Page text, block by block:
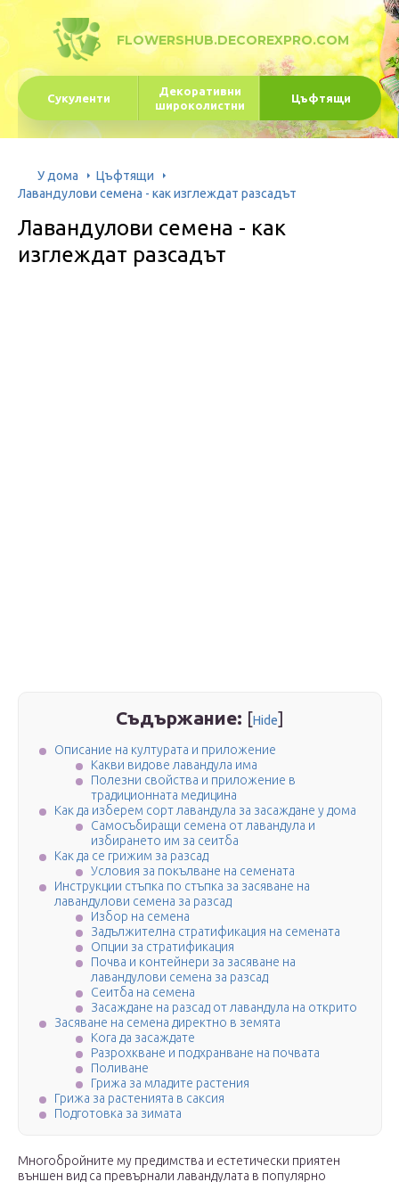
FLOWERSHUB.DECOREXPRO.COM
Сукуленти
Декоративни
широколистни
Цъфтящи
У дома
Цъфтящи
Лавандулови семена - как изглеждат разсадът
Лавандулови семена - как
изглеждат разсадът
Съдържание: [Hide]
Описание на културата и приложение
Какви видове лавандула има
Полезни свойства и приложение в
традиционната медицина
Как да изберем сорт лавандула за засаждане у дома
Самосъбиращи семена от лавандула и
избирането им за сеитба
Как да се грижим за разсад
Условия за покълване на семената
Инструкции стъпка по стъпка за засяване на
лавандулови семена за разсад
Избор на семена
Задължителна стратификация на семената
Опции за стратификация
Почва и контейнери за засяване на
лавандулови семена за разсад
Сеитба на семена
Засаждане на разсад от лавандула на открито
Засяване на семена директно в земята
Кога да засаждате
Разрохкване и подхранване на почвата
Поливане
Грижа за младите растения
Грижа за растенията в саксия
Подготовка за зимата
Многобройните му предимства и естетически приятен
външен вид са превърнали лавандулата в популярно